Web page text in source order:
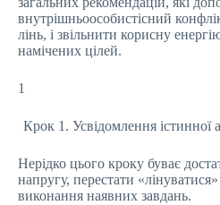
внутрішньоособистісний
лінь, і звільнити корисну
намічених цілей.
1
Крок 1. Усвідомлення істинної
Нерідко цього кроку буває
напругу, перестати
виконання наявних завдань.